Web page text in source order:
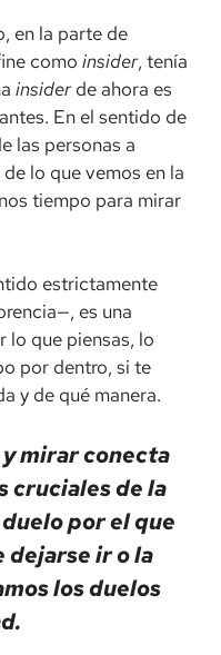
en la parte de
como insider, tenía
insiderde ahora es
En el sentido de
las personas a
lo que vemos en la
tiempo para mirar
estrictamente
es una
lo que piensas, lo
por dentro, si te
y de qué manera.
mirar conecta
cruciales de la
por el que
dejarse ir o la
los duelos